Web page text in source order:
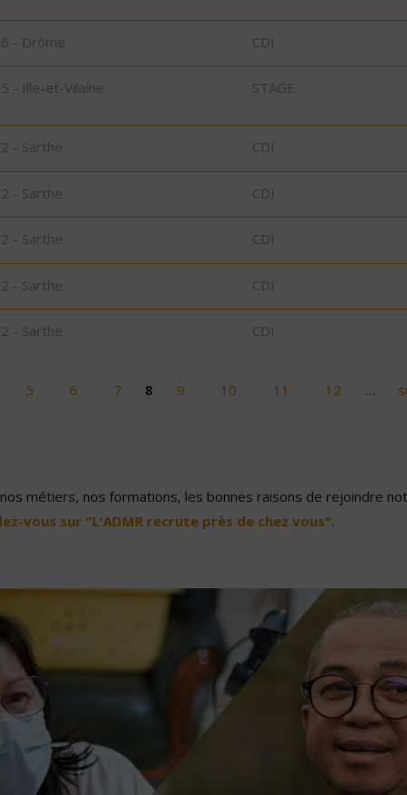
- Drôme CDI
- Ille-et-Vilaine STAGE
- Sarthe CDI
- Sarthe CDI
- Sarthe CDI
- Sarthe CDI
- Sarthe CDI
5 6 7 8 9 10 11 12 …
métiers, nos formations, les bonnes raisons de rejoindre
vous sur "L'ADMR recrute près de chez vous".